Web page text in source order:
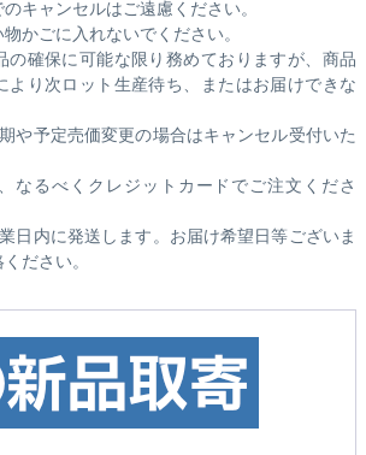
キャンセルはご遠慮ください。
かごに入れないでください。
の確保に可能な限り務めておりますが、商品
より次ロット生産待ち、またはお届けできな
や予定売価変更の場合はキャンセル受付いた
なるべくクレジットカードでご注文くださ
日内に発送します。お届け希望日等ございま
ださい。